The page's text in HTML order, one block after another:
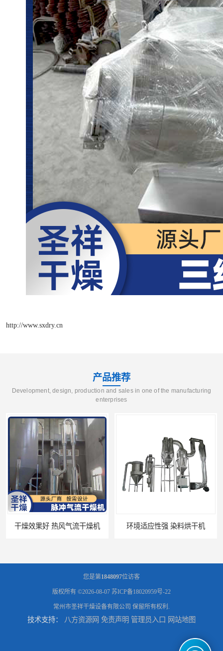
http://www.sxdry.cn
产品推荐
Development, design, production and sales in one of the manufacturing
enterprises
干燥效果好 热风气流干燥机 环境适应性强 染料烘干机
您是第1848097位访客
版权所有 ©2026-08-07 苏ICP备18020959号-22
常州市圣祥干燥设备有限公司 保留所有权利.
技术支持： 八方资源网 免责声明 管理员入口 网站地图